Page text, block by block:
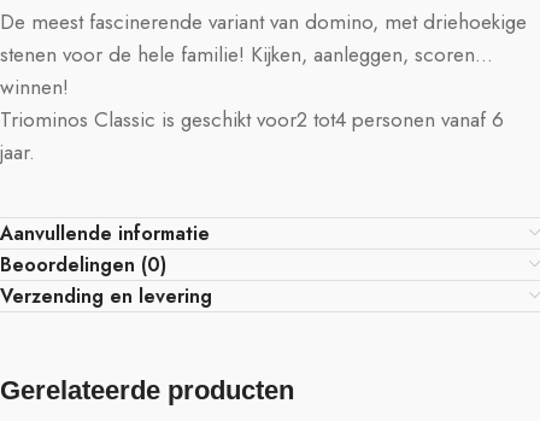
De meest fascinerende variant van domino, met driehoekige
stenen voor de hele familie! Kijken, aanleggen, scoren…
winnen!
Triominos Classic is geschikt voor2 tot4 personen vanaf 6
jaar.
Aanvullende informatie
Beoordelingen (0)
Verzending en levering
Gerelateerde producten